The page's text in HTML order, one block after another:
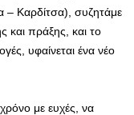
Καρδίτσα), συζητάμε
και πράξης, και το
υφαίνεται ένα νέο
με ευχές, να